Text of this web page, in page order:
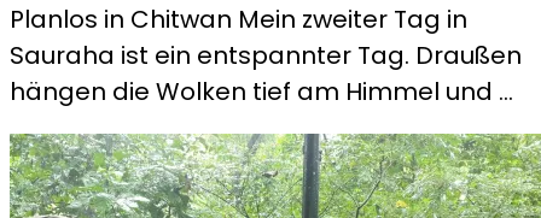
Tag
3
–
Über
Kulturen
und
Planlos in Chitwan Mein zweiter Tag in
Sauraha ist ein entspannter Tag. Draußen
hängen die Wolken tief am Himmel und …